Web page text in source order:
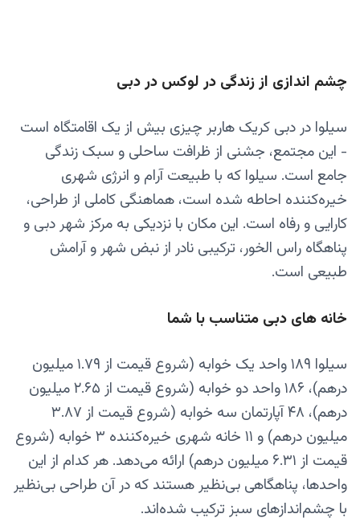
چشم‌ اندازی از زندگی در لوکس در دبی
سیلوا در دبی کریک هاربر چیزی بیش از یک اقامتگاه است
- این مجتمع، جشنی از ظرافت ساحلی و سبک زندگی
جامع است. سیلوا که با طبیعت آرام و انرژی شهری
خیره‌کننده احاطه شده است، هماهنگی کاملی از طراحی،
کارایی و رفاه است. این مکان با نزدیکی به مرکز شهر دبی و
پناهگاه راس الخور، ترکیبی نادر از نبض شهر و آرامش
طبیعی است.
خانه های دبی متناسب با شما
سیلوا ۱۸۹ واحد یک خوابه (شروع قیمت از ۱.۷۹ میلیون
درهم)، ۱۸۶ واحد دو خوابه (شروع قیمت از ۲.۶۵ میلیون
درهم)، ۴۸ آپارتمان سه خوابه (شروع قیمت از ۳.۸۷
میلیون درهم) و ۱۱ خانه شهری خیره‌کننده ۳ خوابه (شروع
قیمت از ۶.۳۱ میلیون درهم) ارائه می‌دهد. هر کدام از این
واحدها، پناهگاهی بی‌نظیر هستند که در آن طراحی بی‌نظیر
با چشم‌اندازهای سبز ترکیب شده‌اند.